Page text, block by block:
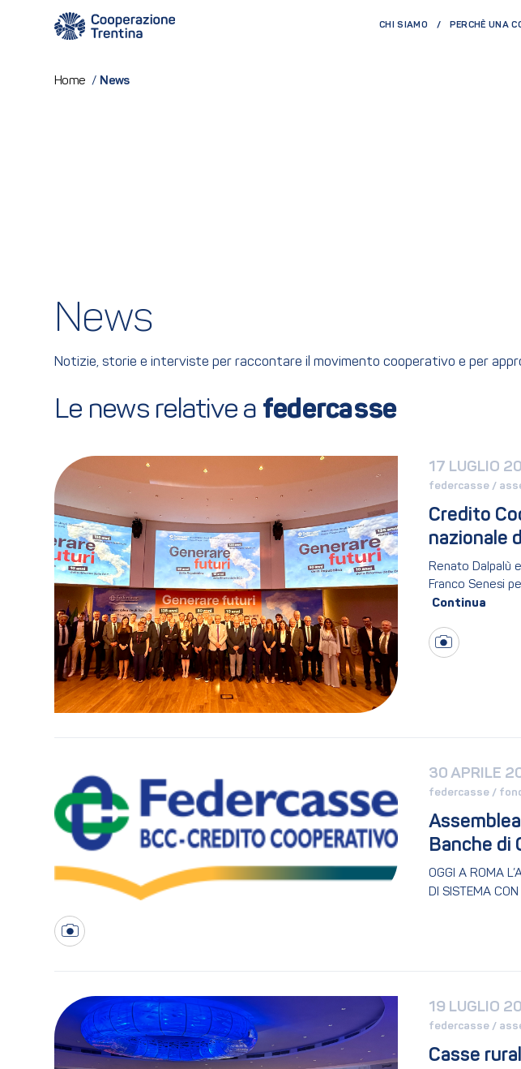
CHI SIAMO PERCHÈ UNA
Home / News
News
Notizie, storie e interviste per raccontare il movimento cooperativo e per
Le news relative a federcasse
17 LUGLIO
federcasse /
Credito
nazionale
Renato Dalpalù
Franco Senesi
30 APRILE
federcasse /
Banche di
OGGI A ROMA
DI SISTEMA
19 LUGLIO
federcasse /
Casse